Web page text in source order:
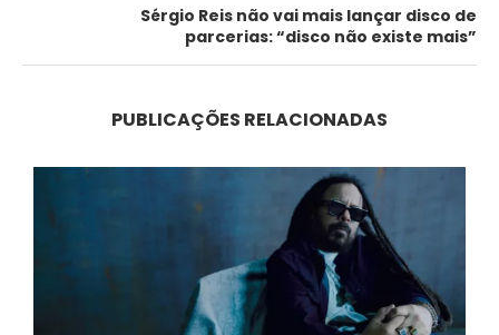
Sérgio Reis não vai mais lançar disco de
parcerias: “disco não existe mais”
PUBLICAÇÕES RELACIONADAS